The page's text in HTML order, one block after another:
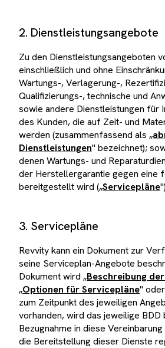
2. Dienstleistungsangebote
Zu den Dienstleistungsangeboten
einschließlich und ohne
Wartungs-, Verlagerung-,
Qualifizierungs-, technische und
sowie andere Dienstleistungen für
des Kunden, die auf Zeit- und
werden (zusammenfassend als „
Dienstleistungen" bezeichnet);
denen Wartungs- und
der Herstellergarantie gegen eine
bereitgestellt wird („Servicepläne
3. Servicepläne
Revvity kann ein Dokument zur
seine Serviceplan-Angebote
Dokument wird „Beschreibung
„Optionen für Servicepläne"
zum Zeitpunkt des jeweiligen
vorhanden, wird das jeweilige
Bezugnahme in diese
die Bereitstellung dieser Dienste